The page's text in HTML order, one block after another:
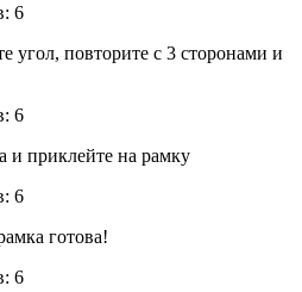
угол, повторите с 3 сторонами и
и приклейте на рамку
готова!